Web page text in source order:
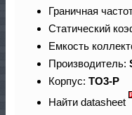
Граничная
Статический
Емкость
Производитель:
Корпус: TO3-P
Найти datasheet